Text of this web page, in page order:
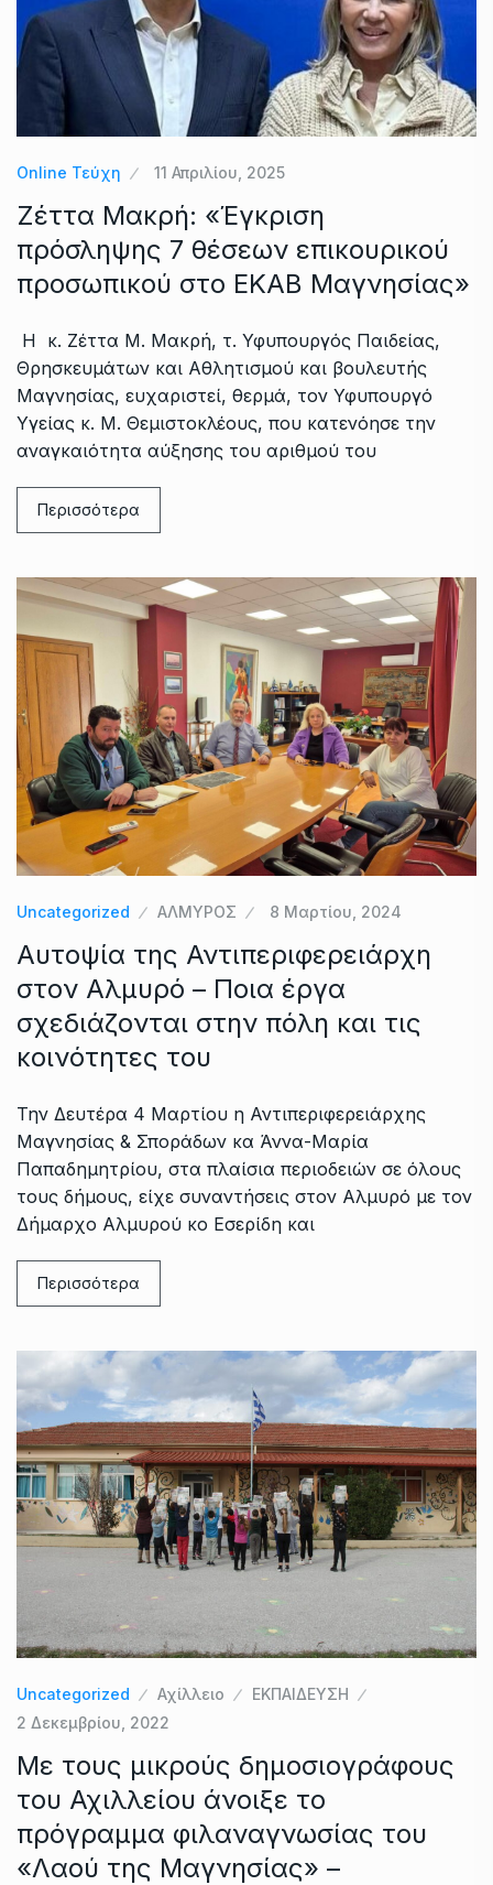
Online Τεύχη 11 Απριλίου, 2025
Ζέττα Μακρή: «Έγκριση
πρόσληψης 7 θέσεων επικουρικού
προσωπικού στο ΕΚΑΒ Μαγνησίας»
Η κ. Ζέττα Μ. Μακρή, τ. Υφυπουργός Παιδείας,
Θρησκευμάτων και Αθλητισμού και βουλευτής
Μαγνησίας, ευχαριστεί, θερμά, τον Υφυπουργό
Υγείας κ. Μ. Θεμιστοκλέους, που κατενόησε την
αναγκαιότητα αύξησης του αριθμού του
Περισσότερα
Uncategorized ΑΛΜΥΡΟΣ 8 Μαρτίου, 2024
Αυτοψία της Αντιπεριφερειάρχη
στον Αλμυρό – Ποια έργα
σχεδιάζονται στην πόλη και τις
κοινότητες του
Την Δευτέρα 4 Μαρτίου η Αντιπεριφερειάρχης
Μαγνησίας & Σποράδων κα Άννα-Μαρία
Παπαδημητρίου, στα πλαίσια περιοδειών σε όλους
τους δήμους, είχε συναντήσεις στον Αλμυρό με τον
Δήμαρχο Αλμυρού κο Εσερίδη και
Περισσότερα
Uncategorized Αχίλλειο
ΕΚΠΑΙΔΕΥΣΗ
2 Δεκεμβρίου, 2022
Με τους μικρούς δημοσιογράφους
του Αχιλλείου άνοιξε το
πρόγραμμα φιλαναγνωσίας του
«Λαού της Μαγνησίας» –